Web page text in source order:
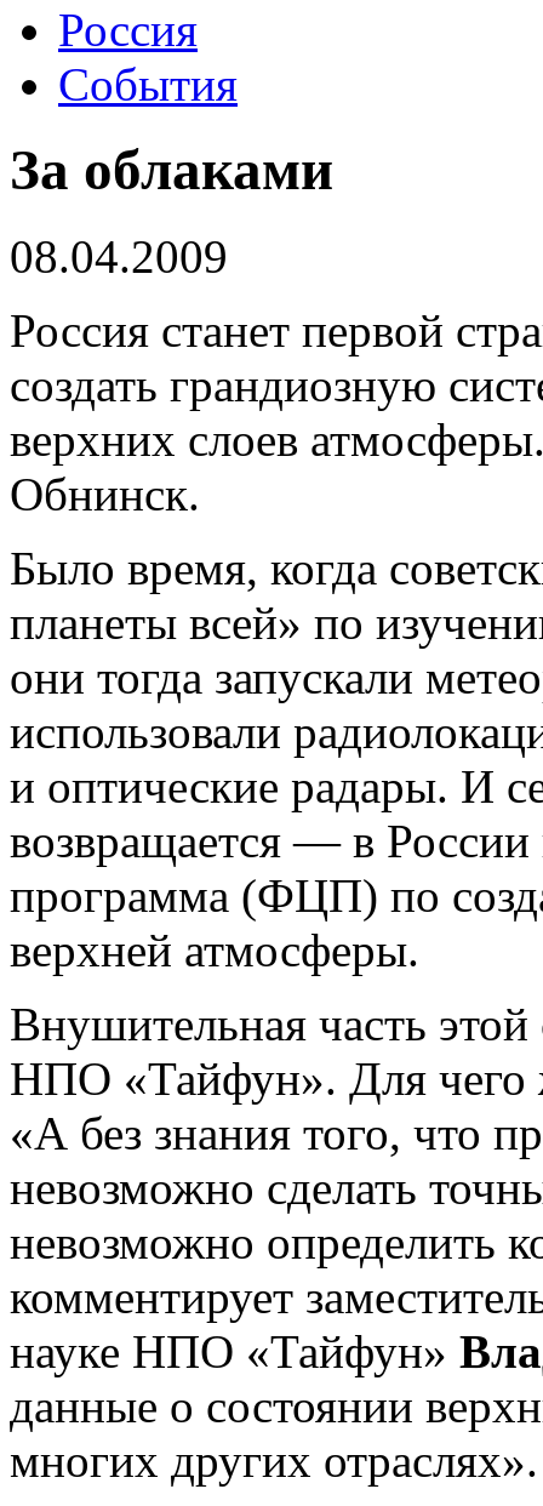
Россия
События
За облаками
08.04.2009
Россия станет первой
создать грандиозную
верхних слоев
Обнинск.
Было время, когда
планеты всей» по
они тогда запускали
использовали
и оптические радары. И
возвращается — в России
программа (ФЦП) по
верхней атмосферы.
Внушительная часть
НПО «Тайфун». Для чего
«А без знания того, что
невозможно сделать
невозможно определить
комментирует
науке НПО «Тайфун»
данные о состоянии
многих других отраслях».